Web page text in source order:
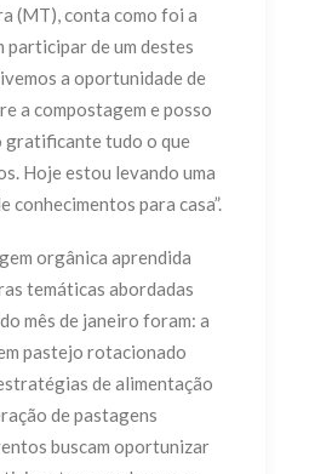
(MT), conta como foi a
participar de um destes
a oportunidade de
a compostagem e posso
gratificante tudo o que
Hoje estou levando uma
conhecimentos para casa”.
orgânica aprendida
temáticas abordadas
mês de janeiro foram: a
pastejo rotacionado
de alimentação
de pastagens
buscam oportunizar